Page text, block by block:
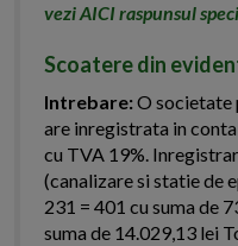
vezi AICI raspunsul
Scoatere din
Intrebare:O
are inregistrata in
cu TVA 19%.
(canalizare si statie de
231 = 401 cu suma de
suma de 14.029,13 lei